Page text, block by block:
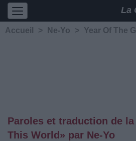
La
Accueil > Ne-Yo > Year Of The
Paroles et traduction de
This World» par Ne-Yo